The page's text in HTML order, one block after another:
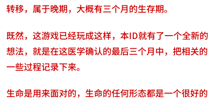
转移，属于晚期，大概有三个月的生存期。
既然，这游戏已经玩成这样，本ID就有了一个全新的
想法，就是在这医学确认的最后三个月中，把相关的
一些过程记录下来。
生命是用来面对的，生命的任何形态都是一个很好的